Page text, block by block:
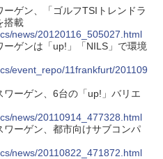
ーゲン、「ゴルフTSIトレンドラ
搭載
news/20120116_505027.html
ーゲンは「up!」「NILS」で環境
event_repo/11frankfurt/201109
ワーゲン、6台の「up!」バリエ
news/20110914_477328.html
ワーゲン、都市向けサブコンパ
news/20110822_471872.html